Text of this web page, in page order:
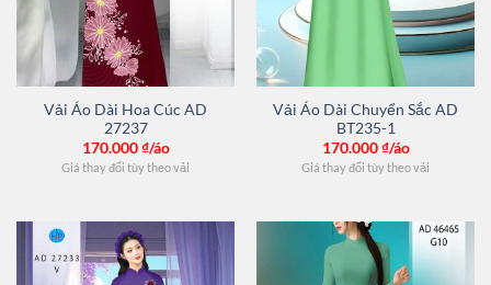
Vải Áo Dài Hoa Cúc AD
27237
170.000₫/áo
Giá thay đổi tùy theo vải
Vải Áo Dài Chuyển Sắc AD
BT235-1
170.000₫/áo
Giá thay đổi tùy theo vải